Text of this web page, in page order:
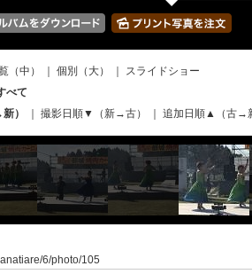
（中） 個別（大）
スライドショー
べて
）
撮影日順▼（新→古） 追加日順▲（古→
6/photo/105